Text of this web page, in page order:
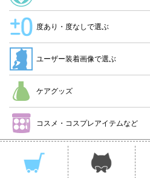
度あり・度なしで選ぶ
ユーザー装着画像で選ぶ
ケアグッズ
コスメ・コスプレアイテムなど